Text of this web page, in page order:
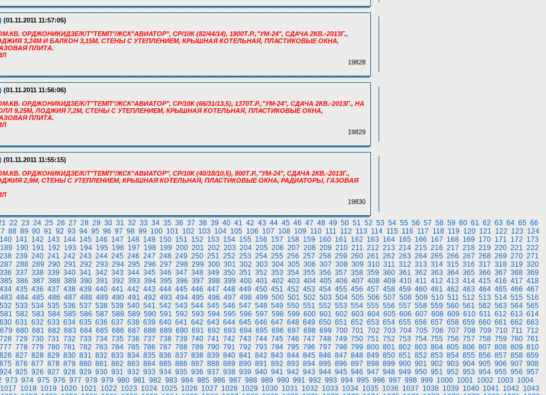
(01.11.2011 11:57:05)
ОРДЖОНИКИДЗЕ/К/Т"ТЕМП"/ЖСК"АВИАТОР", СР/10К (82/44/14), 1800Т.Р.,"УМ-24", СДАЧА 2КВ.-2013Г.,
3,24М И БАЛКОН 3,15М, СТЕНЫ С УТЕПЛЕНИЕМ, КРЫШНАЯ КОТЕЛЬНАЯ, ПЛАСТИКОВЫЕ ОКНА,
ПЛИТА.
19828
(01.11.2011 11:56:06)
ОРДЖОНИКИДЗЕ/К/Т"ТЕМП"/ЖСК"АВИАТОР", СР/10К (66/31/13,5), 1370Т.Р.,"УМ-24", СДАЧА 2КВ.-2013Г., НА
9,25М, ЛОДЖИЯ 7,2М, СТЕНЫ С УТЕПЛЕНИЕМ, КРЫШНАЯ КОТЕЛЬНАЯ, ПЛАСТИКОВЫЕ ОКНА,
ПЛИТА.
19829
(01.11.2011 11:55:15)
ОРДЖОНИКИДЗЕ/К/Т"ТЕМП"/ЖСК"АВИАТОР", СР/10К (40/18/10,5), 800Т.Р.,"УМ-24", СДАЧА 2КВ.-2013Г.,
2,9М, СТЕНЫ С УТЕПЛЕНИЕМ, КРЫШНАЯ КОТЕЛЬНАЯ, ПЛАСТИКОВЫЕ ОКНА, РАДИАТОРЫ, ГАЗОВАЯ
19830
22 23 24 25 26 27 28 29 30 31 32 33 34 35 36 37 38 39 40 41 42 43 44 45 46 47 48 49 50 51 52 53 54 55 56 57 58 59 60 61 62 63 64 65 66
88 89 90 91 92 93 94 95 96 97 98 99 100 101 102 103 104 105 106 107 108 109 110 111 112 113 114 115 116 117 118 119 120 121 122 123 124
140 141 142 143 144 145 146 147 148 149 150 151 152 153 154 155 156 157 158 159 160 161 162 163 164 165 166 167 168 169 170 171 172 173
189 190 191 192 193 194 195 196 197 198 199 200 201 202 203 204 205 206 207 208 209 210 211 212 213 214 215 216 217 218 219 220 221 222
238 239 240 241 242 243 244 245 246 247 248 249 250 251 252 253 254 255 256 257 258 259 260 261 262 263 264 265 266 267 268 269 270 271
287 288 289 290 291 292 293 294 295 296 297 298 299 300 301 302 303 304 305 306 307 308 309 310 311 312 313 314 315 316 317 318 319 320
336 337 338 339 340 341 342 343 344 345 346 347 348 349 350 351 352 353 354 355 356 357 358 359 360 361 362 363 364 365 366 367 368 369
385 386 387 388 389 390 391 392 393 394 395 396 397 398 399 400 401 402 403 404 405 406 407 408 409 410 411 412 413 414 415 416 417 418
434 435 436 437 438 439 440 441 442 443 444 445 446 447 448 449 450 451 452 453 454 455 456 457 458 459 460 461 462 463 464 465 466 467
483 484 485 486 487 488 489 490 491 492 493 494 495 496 497 498 499 500 501 502 503 504 505 506 507 508 509 510 511 512 513 514 515 516
532 533 534 535 536 537 538 539 540 541 542 543 544 545 546 547 548 549 550 551 552 553 554 555 556 557 558 559 560 561 562 563 564 565
581 582 583 584 585 586 587 588 589 590 591 592 593 594 595 596 597 598 599 600 601 602 603 604 605 606 607 608 609 610 611 612 613 614
630 631 632 633 634 635 636 637 638 639 640 641 642 643 644 645 646 647 648 649 650 651 652 653 654 655 656 657 658 659 660 661 662 663
679 680 681 682 683 684 685 686 687 688 689 690 691 692 693 694 695 696 697 698 699 700 701 702 703 704 705 706 707 708 709 710 711 712
728 729 730 731 732 733 734 735 736 737 738 739 740 741 742 743 744 745 746 747 748 749 750 751 752 753 754 755 756 757 758 759 760 761
777 778 779 780 781 782 783 784 785 786 787 788 789 790 791 792 793 794 795 796 797 798 799 800 801 802 803 804 805 806 807 808 809 810
826 827 828 829 830 831 832 833 834 835 836 837 838 839 840 841 842 843 844 845 846 847 848 849 850 851 852 853 854 855 856 857 858 859
875 876 877 878 879 880 881 882 883 884 885 886 887 888 889 890 891 892 893 894 895 896 897 898 899 900 901 902 903 904 905 906 907 908
924 925 926 927 928 929 930 931 932 933 934 935 936 937 938 939 940 941 942 943 944 945 946 947 948 949 950 951 952 953 954 955 956 957
973 974 975 976 977 978 979 980 981 982 983 984 985 986 987 988 989 990 991 992 993 994 995 996 997 998 999 1000 1001 1002 1003 1004
1017 1018 1019 1020 1021 1022 1023 1024 1025 1026 1027 1028 1029 1030 1031 1032 1033 1034 1035 1036 1037 1038 1039 1040 1041 1042 1043